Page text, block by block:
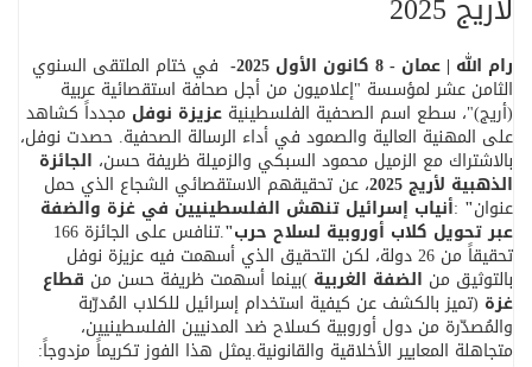
رام الله | عمان - 8 كانون الأول 2025 - في ختام الملتقى السنوي
الثامن عشر لمؤسسة "إعلاميون من أجل صحافة استقصائية عربية
(أريج)"، سطع اسم الصحفية الفلسطينية عزيزة نوفل مجدداً كشاهد
على المهنية العالية والصمود في أداء الرسالة الصحفية. حصدت نوفل،
بالاشتراك مع الزميل محمود السبكي والزميلة ظريفة حسن، الجائزة
الذهبية لأريج 2025 ، عن تحقيقهم الاستقصائي الشجاع الذي حمل
عنوان : " أنياب إسرائيل تنهش الفلسطينيين في غزة والضفة
عبر تحويل كلاب أوروبية لسلاح حرب"
. تنافس على الجائزة 166
تحقيقاً من 26 دولة، لكن التحقيق الذي أسهمت فيه عزيزة نوفل
بالتوثيق من الضفة الغربية (بينما أسهمت ظريفة حسن من قطاع
غزة )تميز بالكشف عن كيفية استخدام إسرائيل للكلاب المُدرّبة
والمُصدّرة من دول أوروبية كسلاح ضد المدنيين الفلسطينيين،
متجاهلة المعايير الأخلاقية والقانونية.يمثل هذا الفوز تكريماً مزدوجاً: